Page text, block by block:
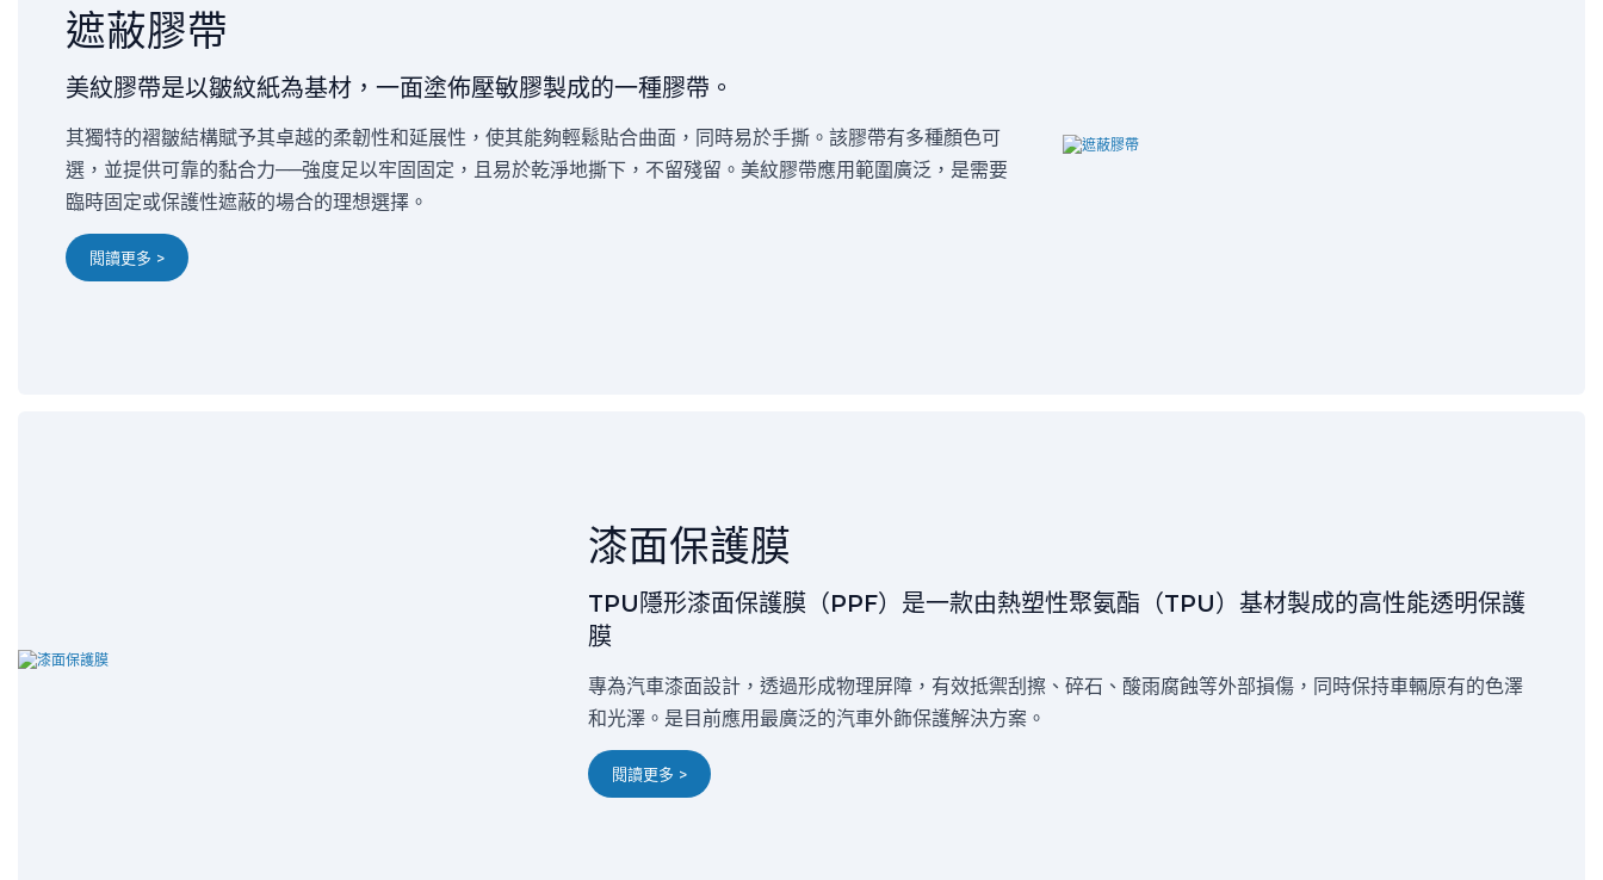
遮蔽膠帶
美紋膠帶是以皺紋紙為基材，一面塗佈壓敏膠製成的一種膠帶。
其獨特的褶皺結構賦予其卓越的柔韌性和延展性，使其能夠輕鬆貼合曲面，同時易於手撕。該膠帶有多種顏色可
選，並提供可靠的黏合力——強度足以牢固固定，且易於乾淨地撕下，不留殘留。美紋膠帶應用範圍廣泛，是需要
臨時固定或保護性遮蔽的場合的理想選擇。
閱讀更多 >
漆面保護膜
TPU隱形漆面保護膜（PPF）是一款由熱塑性聚氨酯（TPU）基材製成的高性能透明保護
膜
專為汽車漆面設計，透過形成物理屏障，有效抵禦刮擦、碎石、酸雨腐蝕等外部損傷，同時保持車輛原有的色澤
和光澤。是目前應用最廣泛的汽車外飾保護解決方案。
閱讀更多 >